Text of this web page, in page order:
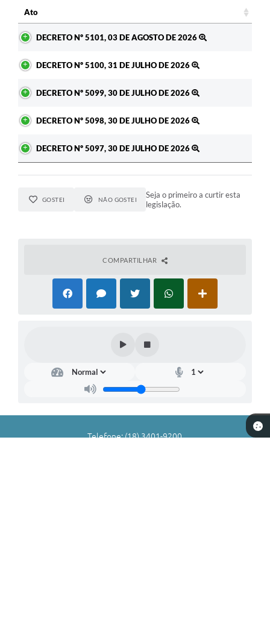
Ato
DECRETO Nº 5101, 03 DE AGOSTO DE 2026
DECRETO Nº 5100, 31 DE JULHO DE 2026
DECRETO Nº 5099, 30 DE JULHO DE 2026
DECRETO Nº 5098, 30 DE JULHO DE 2026
DECRETO Nº 5097, 30 DE JULHO DE 2026
GOSTEI NÃO GOSTEI
Seja o primeiro a curtir esta
legislação.
COMPARTILHAR
Telefone: (18) 3401-9200